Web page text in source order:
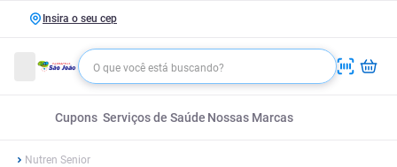
Insira o seu cep
Cupons Serviços de Saúde Nossas Marcas
Nutren Senior